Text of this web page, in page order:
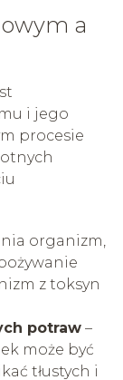
a
i jego
procesie
organizm,
z toksyn
potraw–
może być
tłustych i